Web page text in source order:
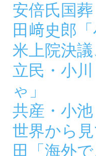
安倍氏国葬
田﨑史郎
米上院決議
立民・小
ゃ」
共産・小
世界から見
田「海外